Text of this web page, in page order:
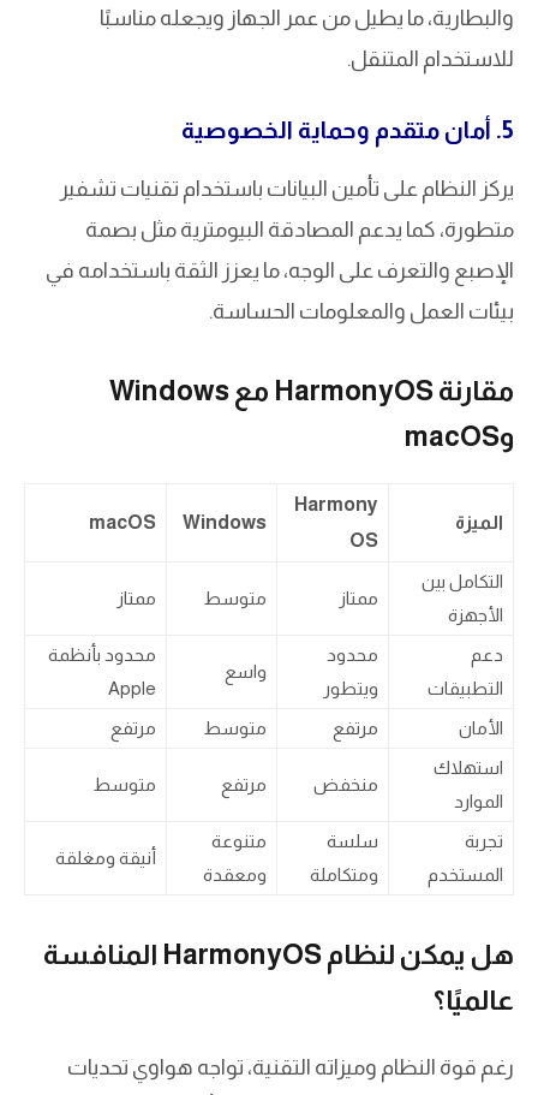
والبطارية، ما يطيل من عمر الجهاز ويجعله مناسبًا
للاستخدام المتنقل.
5. أمان متقدم وحماية الخصوصية
يركز النظام على تأمين البيانات باستخدام تقنيات تشفير
متطورة، كما يدعم المصادقة البيومترية مثل بصمة
الإصبع والتعرف على الوجه، ما يعزز الثقة باستخدامه في
بيئات العمل والمعلومات الحساسة.
مقارنة HarmonyOS مع Windows
وmacOS
الميزة
Harmony
OS
Windows
macOS
التكامل بين
الأجهزة
ممتاز متوسط ممتاز
دعم
التطبيقات
محدود
ويتطور
واسع
محدود بأنظمة
Apple
الأمان
مرتفع متوسط
مرتفع
استهلاك
الموارد
منخفض مرتفع متوسط
تجربة
المستخدم
سلسة
ومتكاملة
متنوعة
ومعقدة
أنيقة ومغلقة
هل يمكن لنظام HarmonyOS المنافسة
عالميًا؟
رغم قوة النظام وميزاته التقنية، تواجه هواوي تحديات